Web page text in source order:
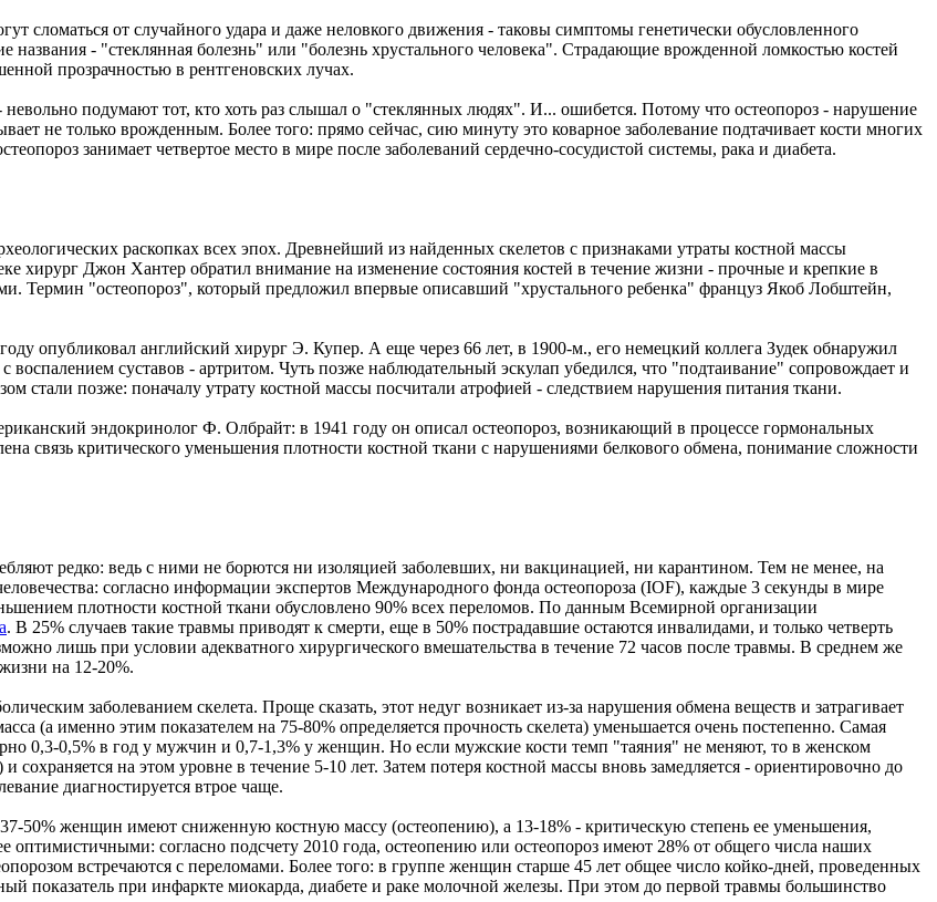
сломаться от случайного удара и даже неловкого движения - таковы симптомы генетически обусловленного
- "стеклянная болезнь" или "болезнь хрустального человека". Страдающие врожденной ломкостью костей
прозрачностью в рентгеновских лучах.
подумают тот, кто хоть раз слышал о "стеклянных людях". И... ошибется. Потому что остеопороз - нарушение
не только врожденным. Более того: прямо сейчас, сию минуту это коварное заболевание подтачивает кости многих
занимает четвертое место в мире после заболеваний сердечно-сосудистой системы, рака и диабета.
раскопках всех эпох. Древнейший из найденных скелетов с признаками утраты костной массы
хирург Джон Хантер обратил внимание на изменение состояния костей в течение жизни - прочные и крепкие в
Термин "остеопороз", который предложил впервые описавший "хрустального ребенка" француз Якоб Лобштейн,
опубликовал английский хирург Э. Купер. А еще через 66 лет, в 1900-м., его немецкий коллега Зудек обнаружил
суставов - артритом. Чуть позже наблюдательный эскулап убедился, что "подтаивание" сопровождает и
стали позже: поначалу утрату костной массы посчитали атрофией - следствием нарушения питания ткани.
эндокринолог Ф. Олбрайт: в 1941 году он описал остеопороз, возникающий в процессе гормональных
связь критического уменьшения плотности костной ткани с нарушениями белкового обмена, понимание сложности
редко: ведь с ними не борются ни изоляцией заболевших, ни вакцинацией, ни карантином. Тем не менее, на
согласно информации экспертов Международного фонда остеопороза (IOF), каждые 3 секунды в мире
плотности костной ткани обусловлено 90% всех переломов. По данным Всемирной организации
. В 25% случаев такие травмы приводят к смерти, еще в 50% пострадавшие остаются инвалидами, и только четверть
лишь при условии адекватного хирургического вмешательства в течение 72 часов после травмы. В среднем же
на 12-20%.
заболеванием скелета. Проще сказать, этот недуг возникает из-за нарушения обмена веществ и затрагивает
(а именно этим показателем на 75-80% определяется прочность скелета) уменьшается очень постепенно. Самая
0,3-0,5% в год у мужчин и 0,7-1,3% у женщин. Но если мужские кости темп "таяния" не меняют, то в женском
сохраняется на этом уровне в течение 5-10 лет. Затем потеря костной массы вновь замедляется - ориентировочно до
диагностируется втрое чаще.
50% женщин имеют сниженную костную массу (остеопению), а 13-18% - критическую степень ее уменьшения,
оптимистичными: согласно подсчету 2010 года, остеопению или остеопороз имеют 28% от общего числа наших
встречаются с переломами. Более того: в группе женщин старше 45 лет общее число койко-дней, проведенных
показатель при инфаркте миокарда, диабете и раке молочной железы. При этом до первой травмы большинство